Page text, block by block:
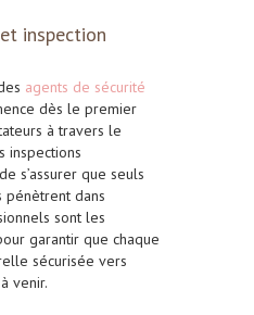
inspection
agents de sécurité
dès le premier
à travers le
inspections
s’assurer que seuls
pénètrent dans
sont les
garantir que chaque
sécurisée vers
venir.